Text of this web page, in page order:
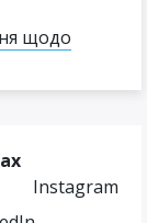
щодо
Instagram